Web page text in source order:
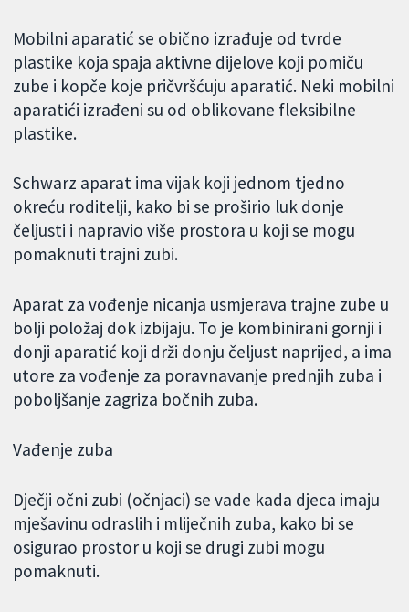
Mobilni aparatić se obično izrađuje od tvrde
plastike koja spaja aktivne dijelove koji pomiču
zube i kopče koje pričvršćuju aparatić. Neki mobilni
aparatići izrađeni su od oblikovane fleksibilne
plastike.
Schwarz aparat ima vijak koji jednom tjedno
okreću roditelji, kako bi se proširio luk donje
čeljusti i napravio više prostora u koji se mogu
pomaknuti trajni zubi.
Aparat za vođenje nicanja usmjerava trajne zube u
bolji položaj dok izbijaju. To je kombinirani gornji i
donji aparatić koji drži donju čeljust naprijed, a ima
utore za vođenje za poravnavanje prednjih zuba i
poboljšanje zagriza bočnih zuba.
Vađenje zuba
Dječji očni zubi (očnjaci) se vade kada djeca imaju
mješavinu odraslih i mliječnih zuba, kako bi se
osigurao prostor u koji se drugi zubi mogu
pomaknuti.